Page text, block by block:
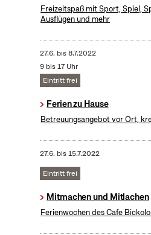
Freizeitspaß mit Sport, Spiel,
Ausflügen und mehr
27.6. bis8.7.2022
9 bis 17 Uhr
Eintritt frei
Ferien zu Hause
Betreuungsangebot vor Ort,
27.6. bis15.7.2022
Eintritt frei
Mitmachen und Mitlachen
Ferienwochen des Cafe